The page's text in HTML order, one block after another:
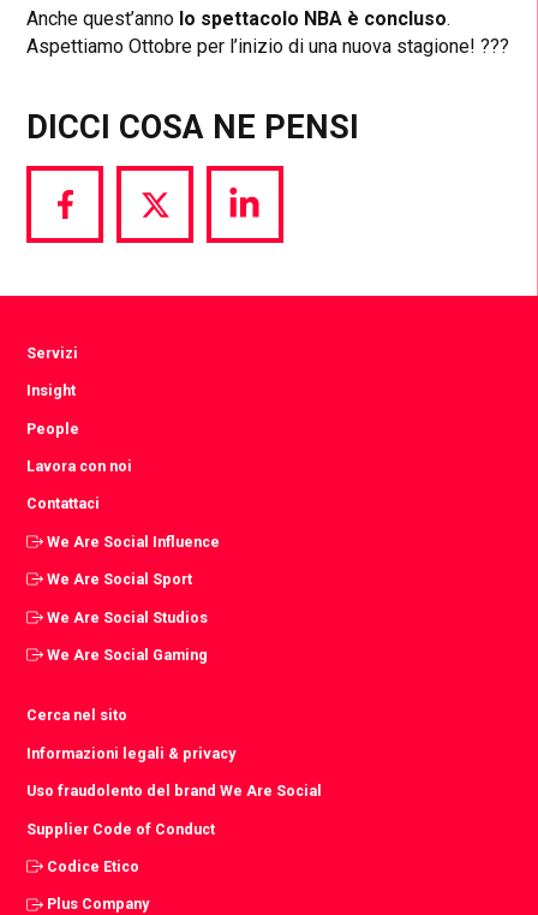
Anche quest’anno lo spettacolo NBA è concluso.
Aspettiamo Ottobre per l’inizio di una nuova stagione! ???
DICCI COSA NE PENSI
Share
via
Share
via
Share
via
Servizi
Insight
People
Lavora con noi
Contattaci
We Are Social Influence
We Are Social Sport
We Are Social Studios
We Are Social Gaming
Cerca nel sito
Informazioni legali & privacy
Uso fraudolento del brand We Are Social
Supplier Code of Conduct
Codice Etico
Plus Company